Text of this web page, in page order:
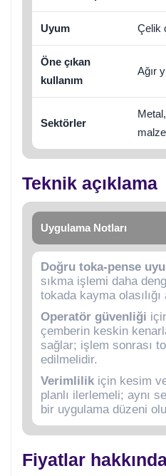
Uyum Çelik
Öne çıkan
kullanım
Ağır
Sektörler
Teknik açıklama
Uygulama Notları
Doğru toka-pense
sıkma işlemi daha
tokada kayma olasılığı
Operatör güvenliği
çemberin keskin
sağlar; işlem sonrası
edilmelidir.
Verimlilik için kesim
planlı ilerlemeli; aynı
bir uygulama düzeni
Fiyatlar